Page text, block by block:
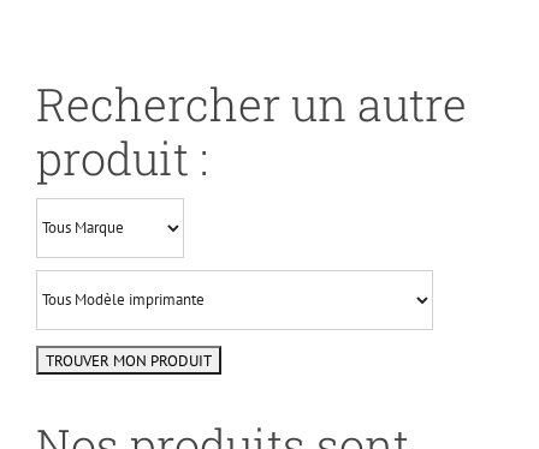
Rechercher un autre
produit :